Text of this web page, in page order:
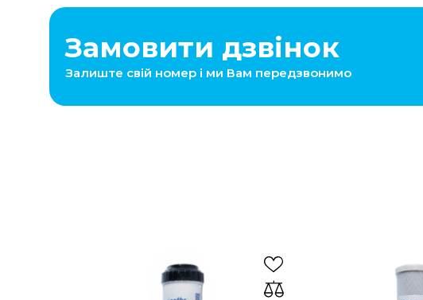
Замовити дзвінок
Залиште свій номер і ми Вам передзвонимо